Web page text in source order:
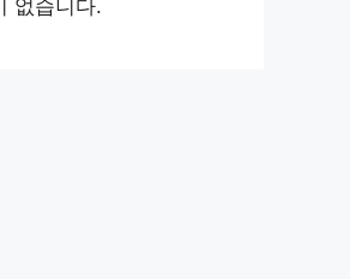
없습니다.